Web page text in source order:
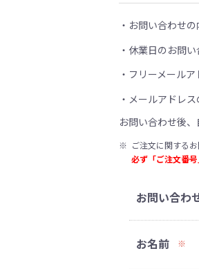
お問い合わせ
休業日のお問い
フリーメール
メールアドレ
お問い合わせ後
※ ご注文に関するお
必ず「ご注文番
お問い合わ
お名前 ※